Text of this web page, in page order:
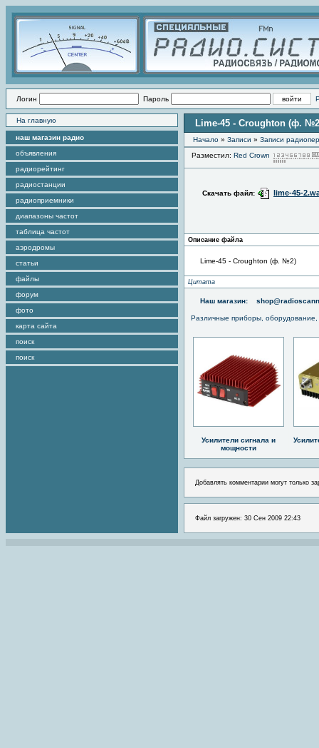
Логин Пароль
На главную
наш магазин радио
объявления
радиорейтинг
радиостанции
радиоприемники
диапазоны частот
таблица частот
аэродромы
статьи
файлы
форум
фото
карта сайта
поиск
поиск
Lime-45 - Croughton (ф.
Начало » Записи » Записи
Разместил: Red Crown
Скачать файл: lime-45-
Описание файла
Lime-45 - Croughton (ф. №2)
Цитата
Наш магазин:
Различные приборы,
Усилители сигнала и
мощности
Добавлять комментарии могут только
Файл загружен: 30 Сен 2009 22:43